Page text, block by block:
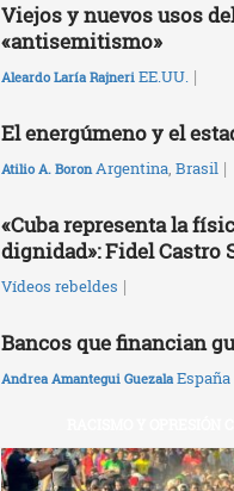
Viejos y nuevos usos
«antisemitismo»
Aleardo Laría Rajneri EE.UU. |
El energúmeno y el
Atilio A. Boron Argentina Brasil |
«Cuba representa la
dignidad»: Fidel Castro
Vídeos rebeldes |
Bancos que financian
Andrea Amantegui Guezala España